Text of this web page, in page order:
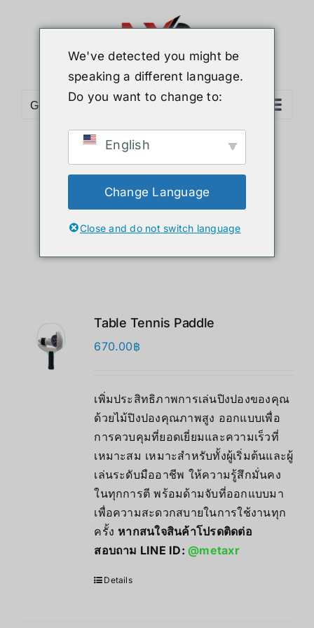
Go to...
Sort byDefault Order
24 Products
Table Tennis Paddle
670.00฿
เพิ่มประสิทธิภาพการเล่นปิงปองของคุณ
ด้วยไม้ปิงปองคุณภาพสูง ออกแบบเพื่อ
การควบคุมที่ยอดเยี่ยมและความเร็วที่
เหมาะสม เหมาะสำหรับทั้งผู้เริ่มต้นและผู้
เล่นระดับมืออาชีพ ให้ความรู้สึกมั่นคง
ในทุกการตี พร้อมด้ามจับที่ออกแบบมา
เพื่อความสะดวกสบายในการใช้งานทุก
ครั้ง หากสนใจสินค้าโปรดติดต่อ
สอบถาม LINE ID:@metaxr
Details
We've detected you might be
speaking a different language.
Do you want to change to:
English
Change Language
Close and do not switch language